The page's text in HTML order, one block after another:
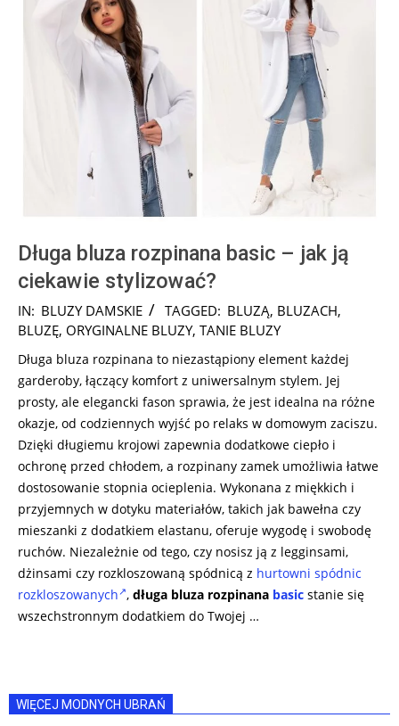
Długa bluza rozpinana basic – jak ją
ciekawie stylizować?
2024-
12-
IN: BLUZY DAMSKIE TAGGED: BLUZĄ, BLUZACH,
BLUZĘ, ORYGINALNE BLUZY, TANIE BLUZY
Długa bluza rozpinana to niezastąpiony element każdej
garderoby, łączący komfort z uniwersalnym stylem. Jej
prosty, ale elegancki fason sprawia, że jest idealna na różne
okazje, od codziennych wyjść po relaks w domowym zaciszu.
Dzięki długiemu krojowi zapewnia dodatkowe ciepło i
ochronę przed chłodem, a rozpinany zamek umożliwia łatwe
dostosowanie stopnia ocieplenia. Wykonana z miękkich i
przyjemnych w dotyku materiałów, takich jak bawełna czy
mieszanki z dodatkiem elastanu, oferuje wygodę i swobodę
ruchów. Niezależnie od tego, czy nosisz ją z legginsami,
dżinsami czy rozkloszowaną spódnicą z hurtowni spódnic
rozkloszowanych , długa bluza rozpinana basic stanie się
wszechstronnym dodatkiem do Twojej …
WIĘCEJ MODNYCH UBRAŃ